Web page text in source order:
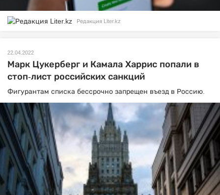
Редакция Liter.kz
22.04.2022
Марк Цукерберг и Камала Харрис попали в
стоп-лист российских санкций
Фигурантам списка бессрочно запрещен въезд в Россию.